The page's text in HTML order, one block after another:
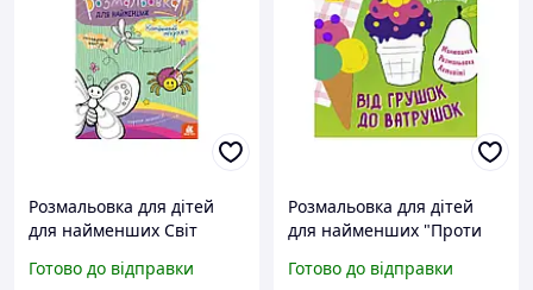
Розмальовка для дітей
для найменших Світ
Готово до відправки
Розмальовка для дітей
для найменших "Проти
завданнями 12 сторінок
Готово до відправки